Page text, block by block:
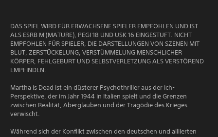
DAS SPIEL WIRD FÜR ERWACHSENE SPIELER EMPFOHLEN UND IST
ALS ESRB M (MATURE), PEGI 18 UND USK 16 EINGESTUFT. NICHT
EMPFOHLEN FÜR SPIELER, DIE DARSTELLUNGEN VON SZENEN MIT
BLUT, ZERSTÜCKELUNG, VERSTÜMMELUNG MENSCHLICHER
KÖRPER, FEHLGEBURT UND SELBSTVERLETZUNG ALS VERSTÖREND
EMPFINDEN.
Martha Is Dead ist ein düsterer Psychothriller aus der Ich-
Perspektive, der im Jahr 1944 in Italien spielt und die Grenzen
zwischen Realität, Aberglauben und der Tragödie des Krieges
verwischt.
Während sich der Konflikt zwischen den deutschen und alliierten